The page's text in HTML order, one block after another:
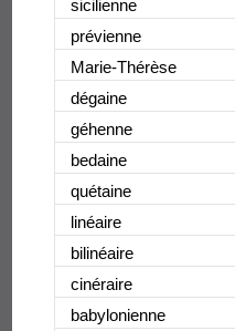
sicilienne
prévienne
Marie-Thérèse
dégaine
géhenne
bedaine
quétaine
linéaire
bilinéaire
cinéraire
babylonienne